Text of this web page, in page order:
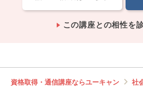
この講座との相性を
資格取得・通信講座ならユーキャン
社